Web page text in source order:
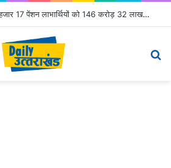
मुख्यमंत्री ने 9 लाख 87 हजार 17 पेंशन लाभार्थियों को 146 करोड़ 32 लाख की पेंशन राशि का किया भुगतान